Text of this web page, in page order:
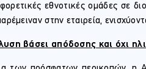
εθνοτικές ομάδες σε
στην εταιρεία,
βάσει απόδοσης και όχι